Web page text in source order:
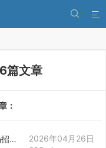


篇文章
：
杭州富阳区渌渚镇附近夜场招聘女服务生,生意好好上班的
2026年04月26日